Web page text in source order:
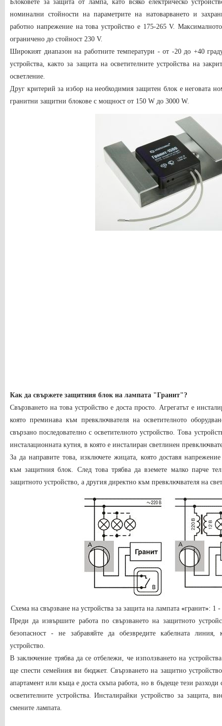
Блоковете за защита от лампа, като всяко електрическо
номинални стойности на параметрите на натоварването и
работно напрежение на това устройство е 175-265 V.
ограничено до стойност 230 V.
Широкият диапазон на работните температури - от -20 до +40
устройства, както за защита на осветителните устройства на
осветление.
Друг критерий за избор на необходимия защитен блок е неговата
гранитни защитни блокове с мощност от 150 W до 3000 W.
Как да свържете защитния блок на лампата "Гранит"?
Свързването на това устройство е доста просто. Агрегатът е
която преминава към превключвателя на осветителното
свързано последователно с осветителното устройство. Това
инсталационната кутия, в която е инсталиран светлинен
За да направите това, изключете жицата, която доставя
към защитния блок. След това трябва да вземете малко парче
защитното устройство, а другия директно към превключвателя на
Схема на свързване на устройства за защита на лампата «гранит»: 1 -
Преди да извършите работа по свързването на защитното
безопасност - не забравяйте да обезвредите кабелната линия,
устройство.
В заключение трябва да се отбележи, че използването на
ще спести семейния ви бюджет. Свързването на защитно
апартамент или къща е доста скъпа работа, но в бъдеще тези
осветителните устройства. Инсталирайки устройство за защита,
смените лампата.